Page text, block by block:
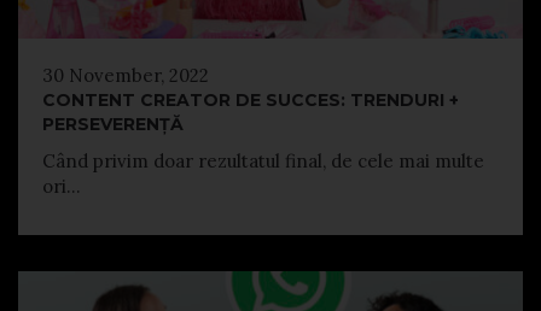
30 November, 2022
CONTENT CREATOR DE SUCCES: TRENDURI +
PERSEVERENȚĂ
Când privim doar rezultatul final, de cele mai multe
ori...